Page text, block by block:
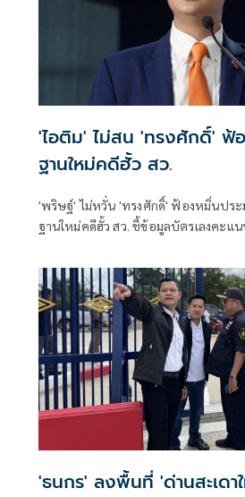
'ไอติม' ไม่สน 'ทรงศักดิ์' ฟ้
ฐานใหม่คดีฮั้ว สว.
'พริษฐ์' ไม่หวั่น 'ทรงศักดิ์' ฟ้องหมิ่นประ
ฐานใหม่คดีฮั้ว สว. ชี้ข้อมูลบัตรเลงคะแ
'ธนกร' ลงพื้นที่ 'ด่านสะเดา